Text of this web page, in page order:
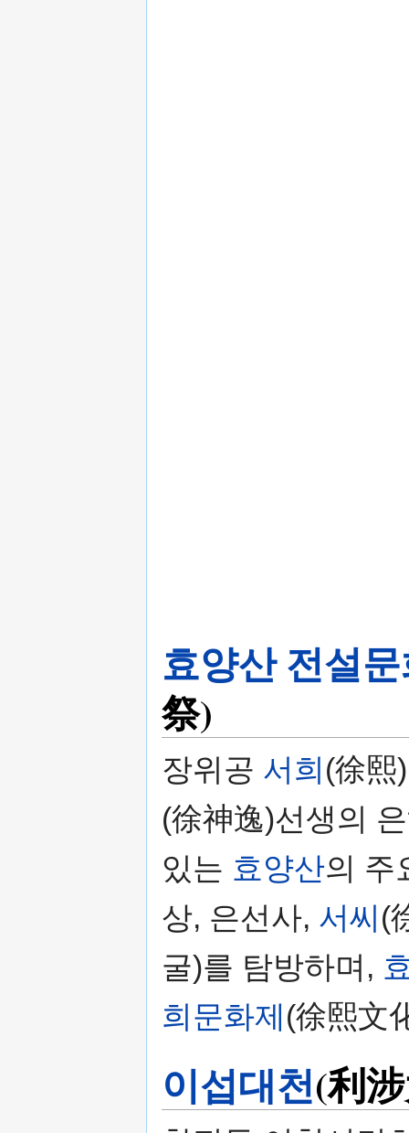
효양산 전설
祭)
장위공 서희 (徐熙
(徐神逸)선생의
있는 효양산의 주
상, 은선사, 서씨 (
굴)를 탐방하며,
희문화제 (徐熙文
이섭대천(利